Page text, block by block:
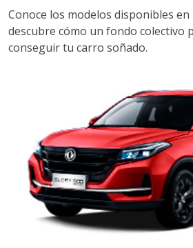
Conoce los modelos disponibles en
descubre cómo un fondo colectivo
conseguir tu carro soñado.